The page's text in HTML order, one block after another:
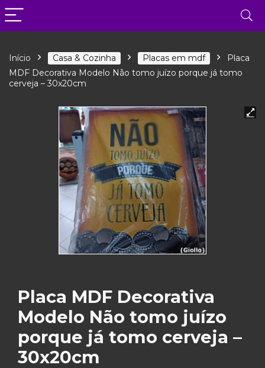
Início Casa & Cozinha Placas em mdf
Placa
MDF Decorativa Modelo Não tomo juízo porque já tomo
cerveja – 30x20cm
Placa MDF Decorativa
Modelo Não tomo juízo
porque já tomo cerveja –
30x20cm